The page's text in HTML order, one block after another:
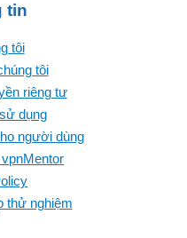
tin
tôi
tôi
riêng tư
dụng
người dùng
thử nghiệm